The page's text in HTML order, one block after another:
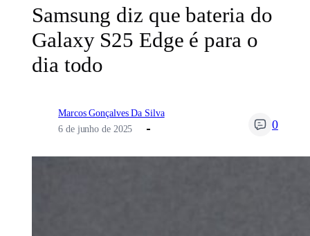
Samsung diz que bateria do
Galaxy S25 Edge é para o
dia todo
Marcos Gonçalves Da Silva
6 de junho de 2025
0